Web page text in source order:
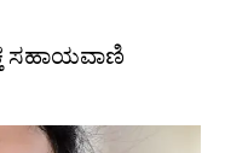
ಸಹಾಯವಾಣಿ